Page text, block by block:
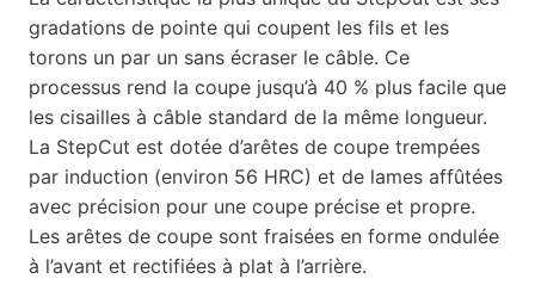
gradations de pointe qui coupent les fils et les
torons un par un sans écraser le câble. Ce
processus rend la coupe jusqu’à 40 % plus facile que
les cisailles à câble standard de la même longueur.
La StepCut est dotée d’arêtes de coupe trempées
par induction (environ 56 HRC) et de lames affûtées
avec précision pour une coupe précise et propre.
Les arêtes de coupe sont fraisées en forme ondulée
à l’avant et rectifiées à plat à l’arrière.